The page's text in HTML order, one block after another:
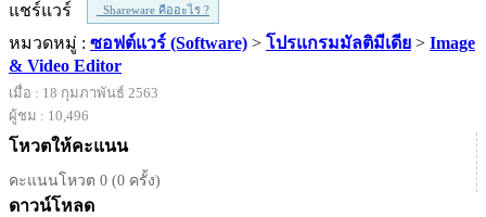
แชร์แวร์
Shareware คืออะไร ?
หมวดหมู่ : ซอฟต์แวร์ (Software) > โปรแกรมมัลติมีเดีย > Image
& Video Editor
เมื่อ : 18 กุมภาพันธ์ 2563
ผู้ชม : 10,496
โหวตให้คะแนน
คะแนนโหวต 0 (0 ครั้ง)
ดาวน์โหลด